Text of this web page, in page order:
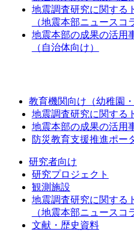
地震調査研究に関する
（地震本部ニュースコ
地震本部の成果の活用
（自治体向け）
教育機関向け（幼稚園
地震調査研究に関する
地震本部の成果の活用
防災教育支援推進ポー
研究者向け
研究プロジェクト
観測施設
地震調査研究に関する
（地震本部ニュースコ
文献・歴史資料